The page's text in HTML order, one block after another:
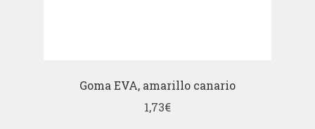
Goma EVA, amarillo canario
1,73€